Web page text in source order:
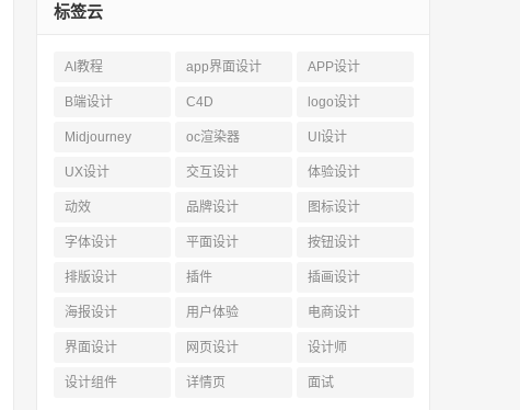
标签云
AI教程 app界面设计 APP设计
B端设计 C4D logo设计
Midjourney oc渲染器 UI设计
UX设计 交互设计 体验设计
动效 品牌设计 图标设计
字体设计 平面设计 按钮设计
排版设计 插件 插画设计
海报设计 用户体验 电商设计
界面设计 网页设计 设计师
设计组件 详情页 面试